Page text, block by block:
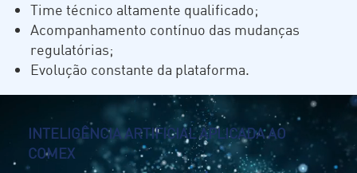
Time técnico altamente qualificado;
Acompanhamento contínuo das mudanças
regulatórias;
Evolução constante da plataforma.
INTELIGÊNCIA ARTIFICIAL APLICADA AO
COMEX